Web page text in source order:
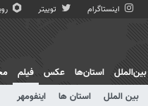
اینستاگرام توییتر
بین‌الملل استان‌ها عکس
فیلم
بین الملل استان ها اینفومهر